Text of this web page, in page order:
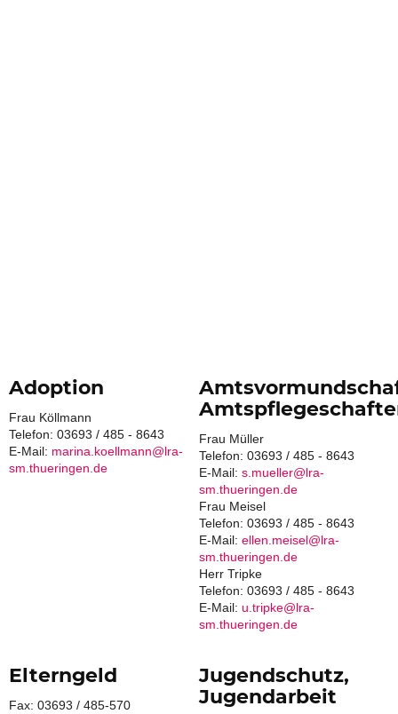
Adoption
Frau Köllmann
Telefon: 03693 / 485 - 8643
E-Mail: marina.koellmann@lra-
sm.thueringen.de
Frau Müller
Telefon: 03693 / 485 - 8643
E-Mail: s.mueller@lra-
sm.thueringen.de
Frau Meisel
Telefon: 03693 / 485 - 8643
E-Mail: ellen.meisel@lra-
sm.thueringen.de
Herr Tripke
Telefon: 03693 / 485 - 8643
E-Mail: u.tripke@lra-
sm.thueringen.de
Elterngeld
Fax: 03693 / 485-570
Jugendschutz,
Jugendarbeit